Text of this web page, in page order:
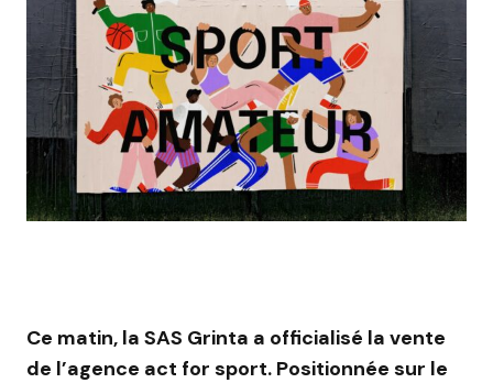
Ce matin, la SAS Grinta a officialisé la vente
de l’agence act for sport. Positionnée sur le